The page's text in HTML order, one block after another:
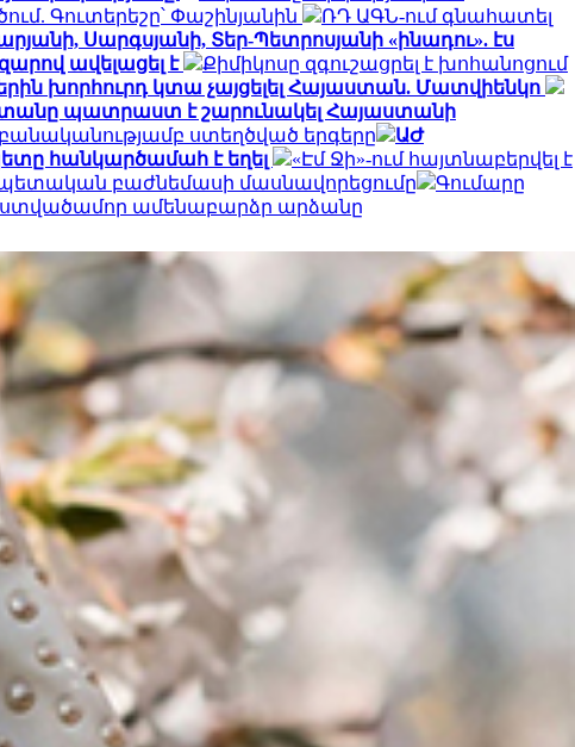
Գուտերեշը՝ Փաշինյանին
ՌԴ ԱԳՆ-ում գնահատել
Սարգսյանի, Տեր-Պետրոսյանի «ինադու». էս
ավելացել է
Քիմիկոսը զգուշացրել է խոհանոցում
խորհուրդ կտա չայցելել Հայաստան. Մատվիենկո
պատրաստ է շարունակել Հայաստանի
ստեղծված երգերը
ԱԺ
հանկարծամահ է եղել
«Էմ Ջի»-ում հայտնաբերվել է
պետական բաժնեմասի մասնավորեցումը
Գումարը
ամենաբարձր արձանը